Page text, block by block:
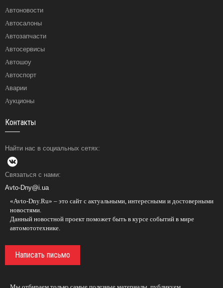
Автоновости
Автосалоны
Автозапчасти
Автосервисы
Автошоу
Автоспорт
Аварии
Аукционы
Контакты
Найти нас в социальных сетях:
Связаться с нами:
Avto-Dny@i.ua
«Avto-Dny.Ru» – это сайт с актуальными, интересными и достоверными
новостями.
Данный новостной проект поможет быть в курсе событий в мире
автомототехнике.
Написать письмо